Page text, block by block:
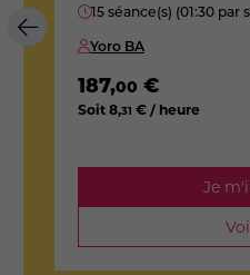
15 séance(s) (01:30 par
Yoro BA
187,00 €
Soit8,31 € / heure
Je